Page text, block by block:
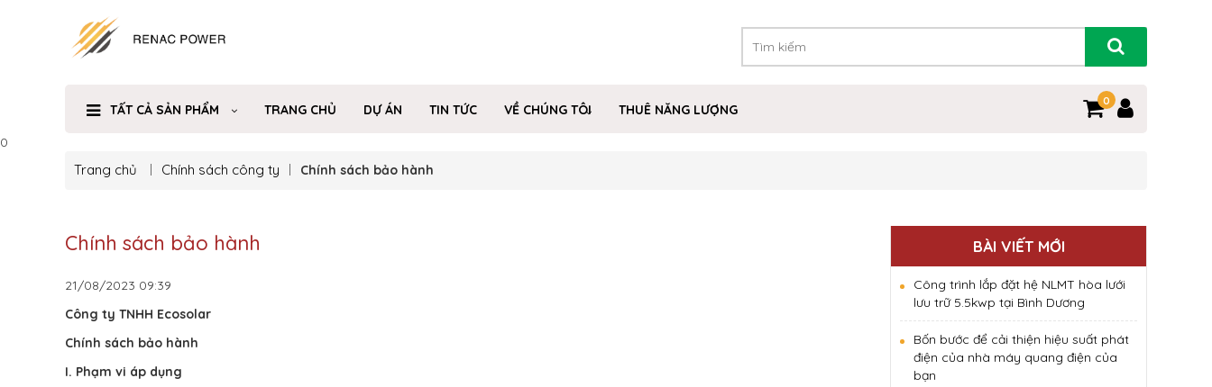
TẤT CẢ SẢN PHẨM TRANG CHỦ DỰ ÁN TIN TỨC VỀ CHÚNG TÔI THUÊ NĂNG LƯỢNG
0
0
Trang chủ Chính sách công ty Chính sách bảo hành
Chính sách bảo hành
21/08/2023 09:39
Công ty TNHH Ecosolar
Chính sách bảo hành
I. Phạm vi áp dụng
BÀI VIẾT MỚI
Công trình lắp đặt hệ NLMT hòa lưới
lưu trữ 5.5kwp tại Bình Dương
Bốn bước để cải thiện hiệu suất phát
điện của nhà máy quang điện của
bạn